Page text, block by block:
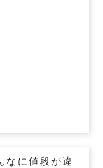
なに値段が違